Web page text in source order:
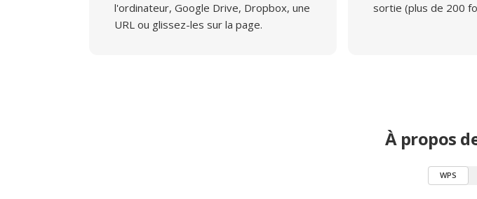
l'ordinateur, Google Drive, Dropbox, une
URL ou glissez-les sur la page.
sortie (plus de 200
À propos
WPS